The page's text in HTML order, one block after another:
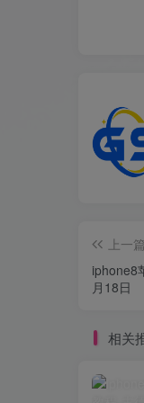
上一篇
iphone8
月18日
相关